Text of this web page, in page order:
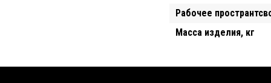
Рабочее
Масса изделия, кг